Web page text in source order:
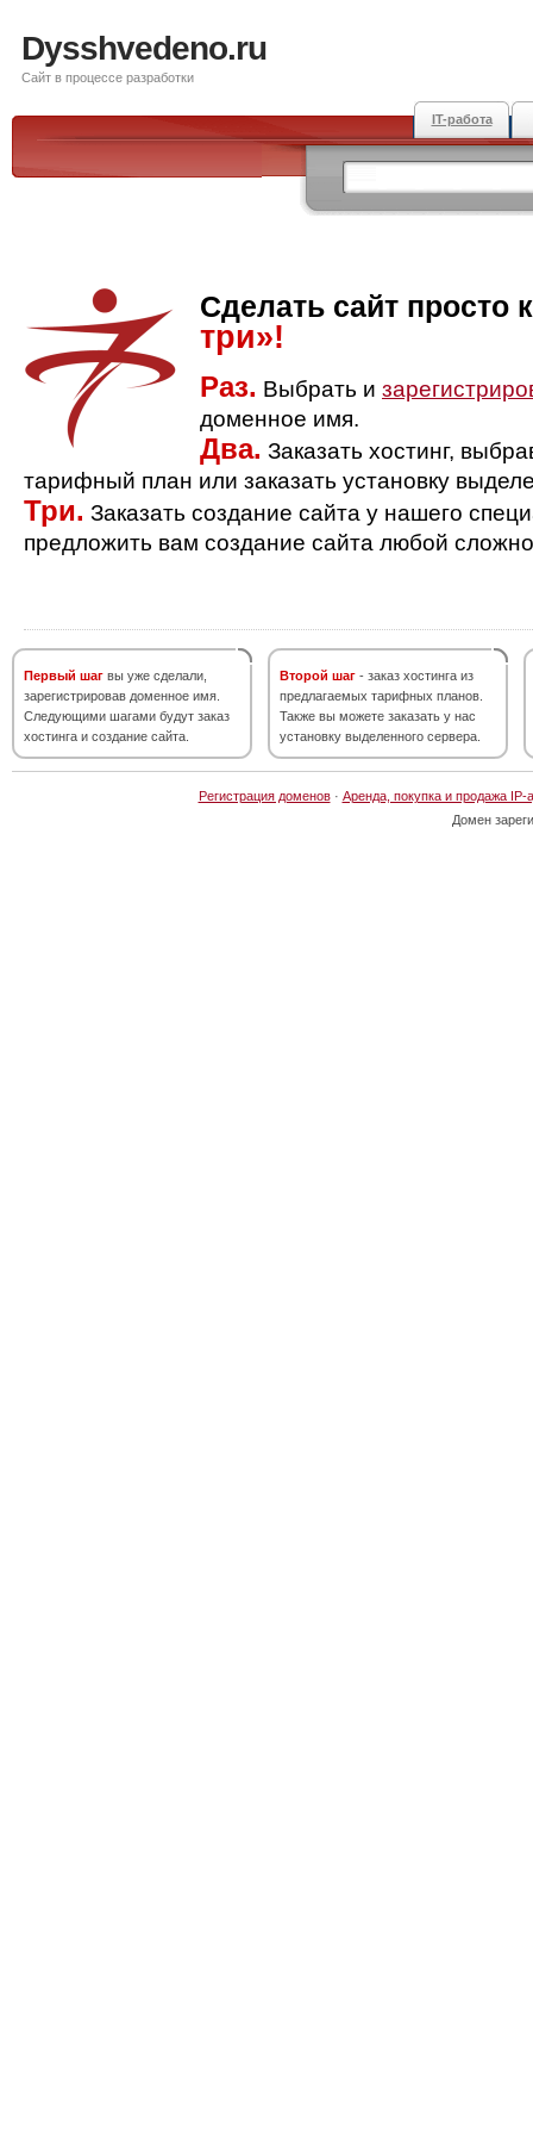
Dysshvedeno.ru
Сайт в процессе разработки
IT-работа
Сделать сайт просто
три»!
Раз. Выбрать и
доменное имя.
Два. Заказать хостинг,
тарифный план или заказать установку
Три. Заказать создание сайта у нашего
предложить вам создание сайта любой
Первый шаг вы уже сделали,
зарегистрировав доменное имя.
Следующими шагами будут заказ
хостинга и создание сайта.
Второй шаг - заказ хостинга из
предлагаемых тарифных планов.
Также вы можете заказать у нас
установку выделенного сервера.
Регистрация доменов· Аренда, покупка и продажа IP-
Домен